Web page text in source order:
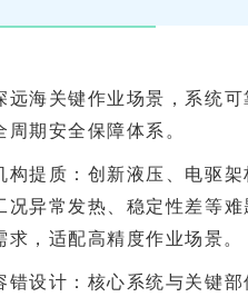
远海关键作业场景，系统可
周期安全保障体系。
构提质：创新液压、电驱
况异常发热、稳定性差等
求，适配高精度作业场景。
错设计：核心系统与关键